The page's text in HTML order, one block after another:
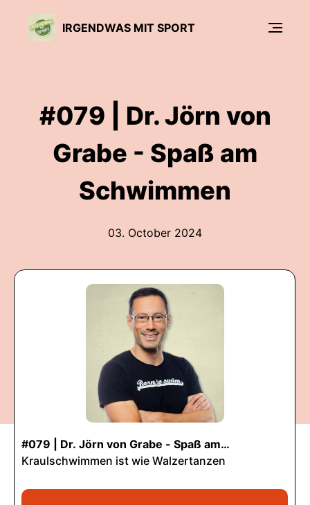
IRGENDWAS MIT SPORT
#079 | Dr. Jörn von
Grabe - Spaß am
Schwimmen
03. October 2024